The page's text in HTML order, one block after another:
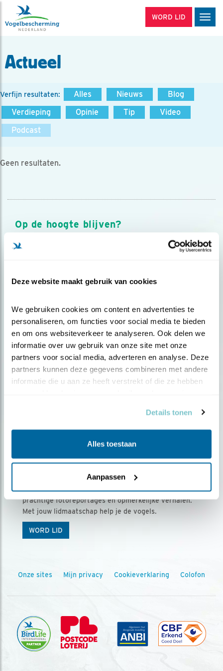
Deze website maakt gebruik van cookies
We gebruiken cookies om content en advertenties te
personaliseren, om functies voor social media te bieden
en om ons websiteverkeer te analyseren. Ook delen we
informatie over uw gebruik van onze site met onze
partners voor social media, adverteren en analyse. Deze
partners kunnen deze gegevens combineren met andere
informatie die u aan ze heeft verstrekt of die ze hebben
Details tonen
Alles toestaan
Aanpassen
WORD LID
Actueel
Verfijn resultaten: Alles Nieuws
Blog
Verdieping
Opinie Tip
Video
Podcast
Geen resultaten.
Op de hoogte blijven?
Meld je aan en ontvang nieuws, inspiratie, acties en tips
over vogels en activiteiten van Vogelbescherming.
Ontvang 5 x Vogels voor € 36,00 per jaar
Vogels is het tijdschrift voor onze leden, met
prachtige fotoreportages en opmerkelijke verhalen.
Met jouw lidmaatschap help je de vogels.
WORD LID
Onze sites Mijn privacy Cookieverklaring Colofon